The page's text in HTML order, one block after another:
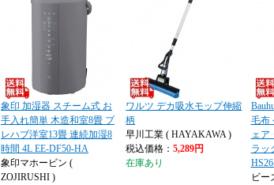
象印 加湿器 スチーム式 お
手入れ簡単 木造和室8畳 プ
レハブ洋室13畳 連続加湿8
時間 4L EE-DF50-HA
象印マホービン (
ZOJIRUSHI )
ワルツ デカ吸水モップ伸縮
柄
早川工業 ( HAYAKAWA )
税込価格：5,289円
在庫あり
毛布
ェア
ラッ
ビー